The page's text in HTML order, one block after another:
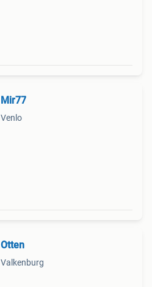
Mir77
Venlo
Otten
Valkenburg